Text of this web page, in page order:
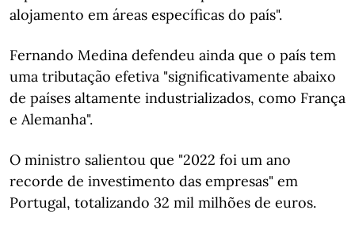
alojamento em áreas específicas do país".
Fernando Medina defendeu ainda que o país tem
uma tributação efetiva "significativamente abaixo
de países altamente industrializados, como França
e Alemanha".
O ministro salientou que "2022 foi um ano
recorde de investimento das empresas" em
Portugal, totalizando 32 mil milhões de euros.